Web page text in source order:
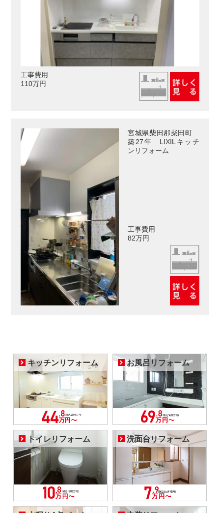
工事費用
110万円
宮城県柴田郡柴田町
築27年 LIXILキッチ
ンリフォーム
工事費用
82万円
キッチンリフォーム お風呂リフォーム
トイレリフォーム 洗面台リフォーム